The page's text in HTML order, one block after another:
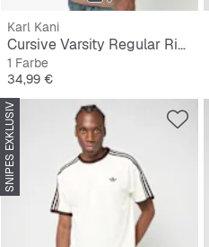
Karl Kani
Cursive Varsity Regular Ringer T-Shirt
1 Farbe
Preis
34,99 €
SNIPES EXKLUSIV